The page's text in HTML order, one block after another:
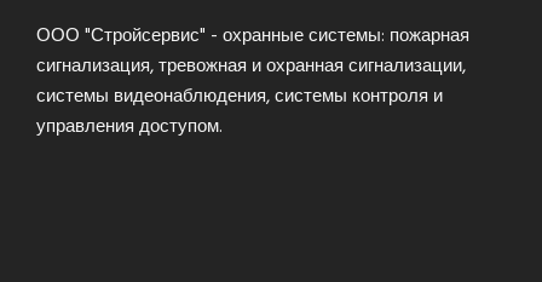
ООО "Стройсервис" - охранные системы: пожарная
сигнализация, тревожная и охранная сигнализации,
системы видеонаблюдения, системы контроля и
управления доступом.